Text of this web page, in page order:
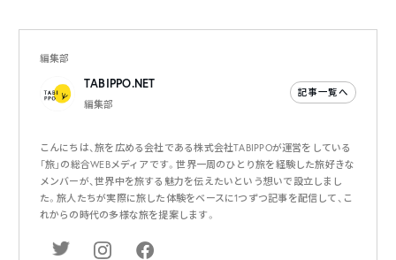
編集部
TABIPPO.NET
編集部
記事一覧へ
こんにちは、旅を広める会社である株式会社TABIPPOが運営をしている
「旅」の総合WEBメディアです。世界一周のひとり旅を経験した旅好きな
メンバーが、世界中を旅する魅力を伝えたいという想いで設立しまし
た。旅人たちが実際に旅した体験をベースに1つずつ記事を配信して、こ
れからの時代の多様な旅を提案します。